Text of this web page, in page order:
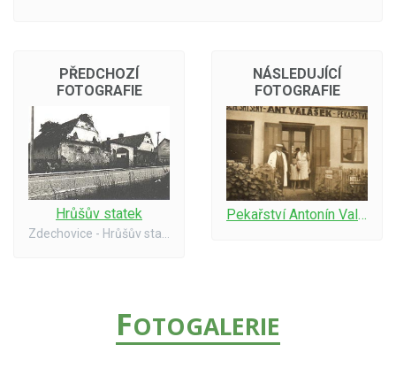
PŘEDCHOZÍ
FOTOGRAFIE
Hrůšův statek
NÁSLEDUJÍCÍ
FOTOGRAFIE
Pekařství Antonín Valášek
FOTOGALERIE